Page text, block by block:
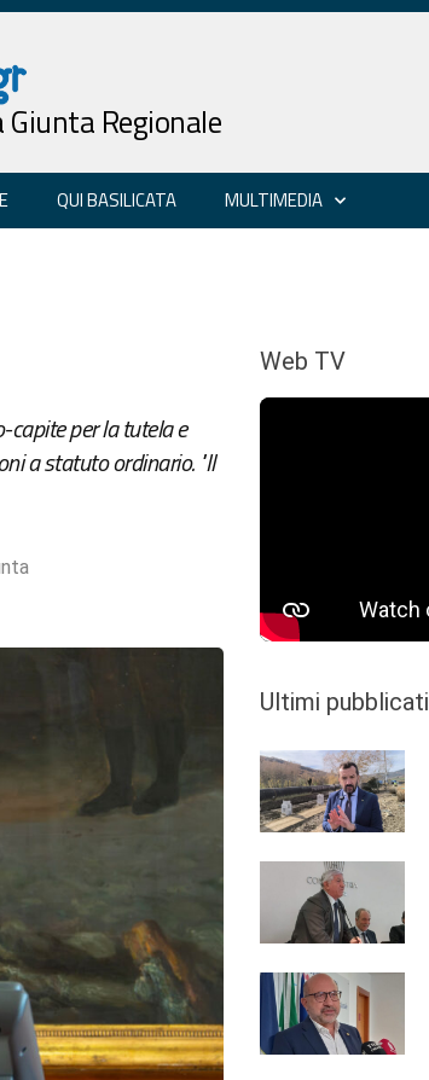
Regionale
QUI BASILICATA MULTIMEDIA
per la tutela e
a statuto ordinario. "Il
Web TV
Ultimi pubblicati